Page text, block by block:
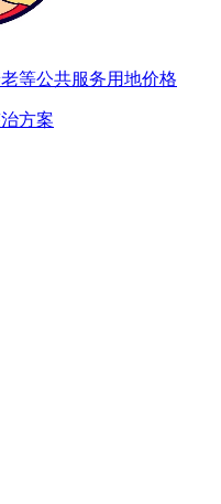
等公共服务用地价格
方案